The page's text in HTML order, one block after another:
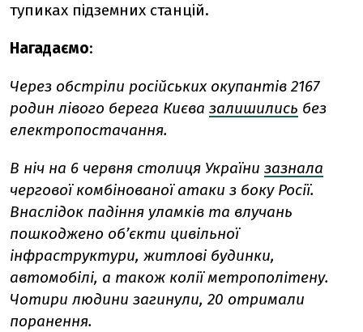
тупиках підземних станцій.
Нагадаємо:
Через обстріли російських окупантів 2167
родин лівого берега Києва залишились без
електропостачання.
В ніч на 6 червня столиця України зазнала
чергової комбінованої атаки з боку Росії.
Внаслідок падіння уламків та влучань
пошкоджено об’єкти цивільної
інфраструктури, житлові будинки,
автомобілі, а також колії метрополітену.
Чотири людини загинули, 20 отримали
поранення.